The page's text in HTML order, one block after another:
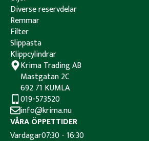
Krima Trading AB
Mastgatan 2C
692 71 KUMLA
019-573520
info@krima.nu
VÅRA ÖPPETTIDER
Vardagar07:30 - 16:30
Diverse reservdelar
Remmar
Filter
Slippasta
Klippcylindrar